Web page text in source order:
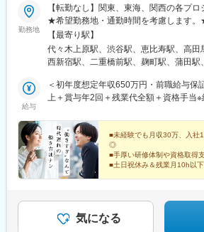
動物園前駅、白鷺駅、駅前駅、薬院駅、
前駅
勤務地
【転勤なし】関東、東海、関西の各プ
★希望勤務地・通勤時間を考慮します
ーン歓迎！住宅手当あり★全国出張が可
◎▼プロジェクト先【関東】東京、埼玉
海】愛知【関西】大阪【九州】福岡▼本
【最寄り駅】
代々木上原駅、渋谷駅、恵比寿駅、高田
西新宿駅、二重橋前駅、麹町駅、蒲田駅
船堀駅、押上駅、木場駅(東京都)、清澄
駅、南砂町駅、三田駅(東京都)、森下駅(
駅、テレコムセンター駅、六本木駅、田
駅、高輪ゲートウェイ駅、神谷町駅、外
駅、初台駅、千駄ケ谷駅、曙橋駅、国立
駅、西荻窪駅、富士見ケ丘駅、荻窪駅、
ケ谷駅、九段下駅、上野御徒町駅、昭
地市場駅、水天宮前駅、新富町駅(東京
京都)、新中野駅、豊田駅、京王八王子
給与
＜初年度想定年収650万円・前職給与保
上＋賞与年2回＋残業代全額＋資格手当
給与保証について：年齢、経験、能力
を決定します。＼資格取得により収入ア
理技士、施工管理技士補の資格取得者に
ます。2級施工管理技士補：3万円2級施
工管理技士補：5万円1級施工管理技士
★月収例30万円～（内訳：月給23万円
間分）＼未経験からスタートし、入社1
た先輩も◎／昇給や技術手当、資格手当
■未経験でも月収30万、入社
◎
■手厚い研修体制や資格取得
■土日祝休み＆残業月10h以
気になる